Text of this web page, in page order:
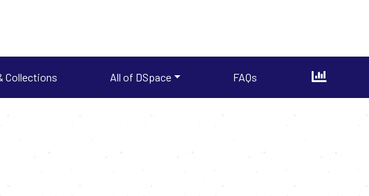
Collections All of DSpace FAQs